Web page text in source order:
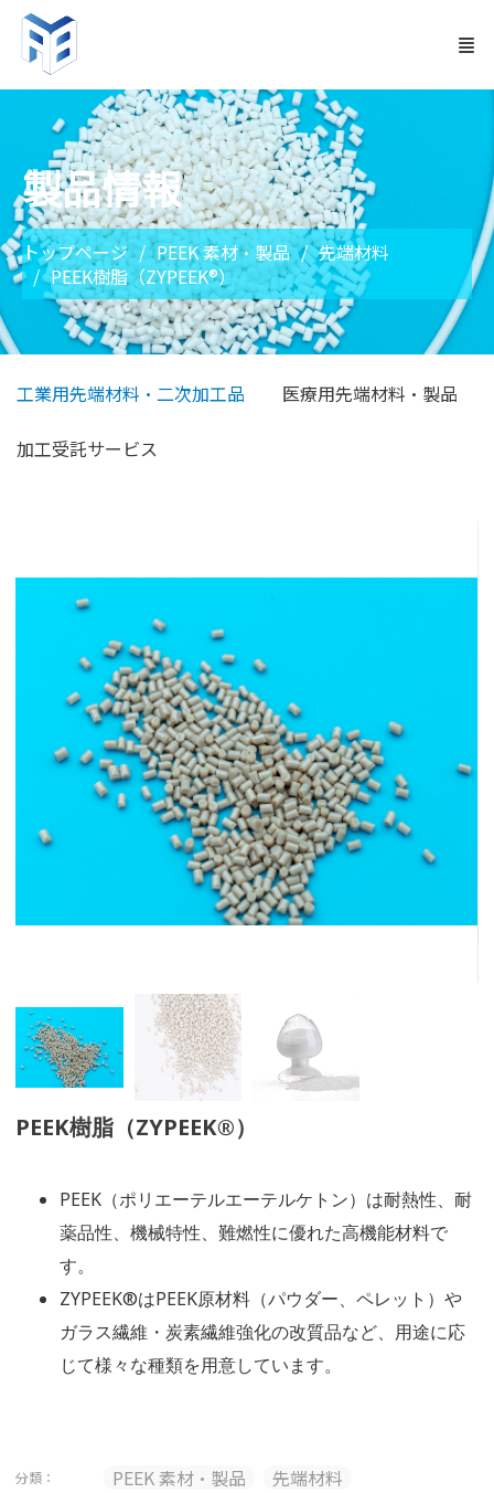
製品情報
トップページ PEEK 素材・製品
先端材料
PEEK樹脂（ZYPEEK®）
工業用先端材料・二次加工品 医療用先端材料・製品
加工受託サービス
PEEK樹脂（ZYPEEK®）
PEEK（ポリエーテルエーテルケトン）は耐熱性、耐
薬品性、機械特性、難燃性に優れた高機能材料で
す。
ZYPEEK®はPEEK原材料（パウダー、ペレット）や
ガラス繊維・炭素繊維強化の改質品など、用途に応
じて様々な種類を用意しています。
分類： PEEK 素材・製品
先端材料